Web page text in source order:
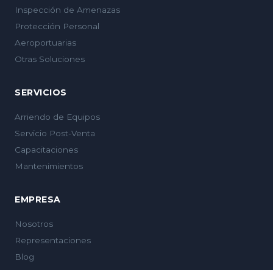
Inspección de Amenazas
Protección Personal
Aeroportuarias
Otras Soluciones
SERVICIOS
Arriendo de Equipos
Servicio Post-Venta
Capacitaciones
Mantenimientos
EMPRESA
Nosotros
Representaciones
Blog